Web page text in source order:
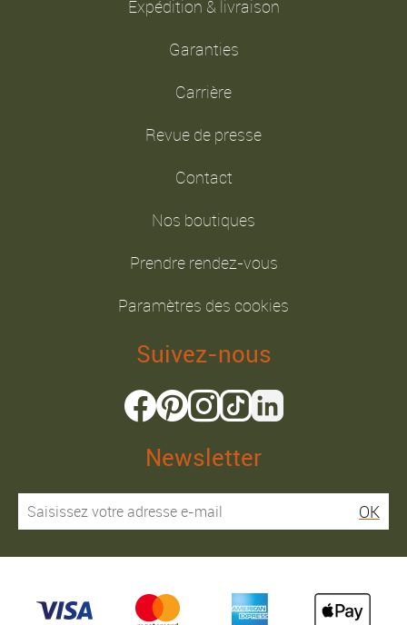
Expédition & livraison
Garanties
Carrière
Revue de presse
Contact
Nos boutiques
Prendre rendez-vous
Paramètres des cookies
Suivez-nous
Newsletter
OK